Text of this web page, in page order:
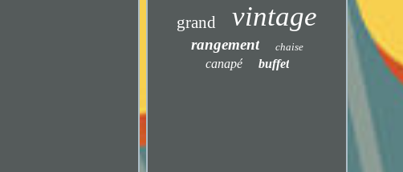
grand vintage
rangement chaise
canapé buffet